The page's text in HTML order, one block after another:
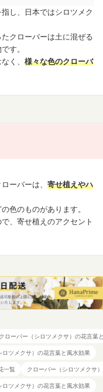
し、日本ではシロツメク
クローバーは土に混ぜる
す。
く、 様々な色のクローバ
ーバーは、 寄せ植えやハ
色のものがあります。
、寄せ植えのアクセント
クローバー（シロツメクサ）の花言葉
ロツメクサ）の花言葉と風水効果
一覧 クローバー（シロツメクサ
ロツメクサ）の花言葉と風水効果